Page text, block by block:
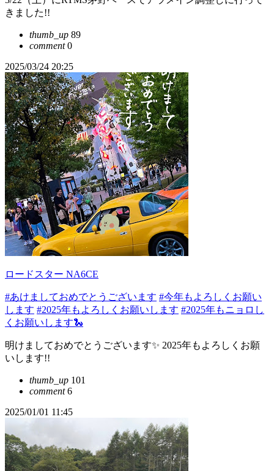
きました!!
thumb_up 89
comment0
2025/03/24 20:25
ロードスター NA6CE
#あけましておめでとうございます #今年もよろしくお願い
します #2025年もよろしくお願いします #2025年もニョロし
くお願いします🐍
明けましておめでとうございます✨ 2025年もよろしくお願
いします!!
thumb_up 101
comment6
2025/01/01 11:45